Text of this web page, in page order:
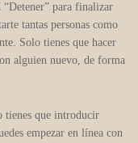
para finalizar
tantas personas como
Solo tienes que hacer
alguien nuevo, de forma
tienes que introducir
empezar en línea con